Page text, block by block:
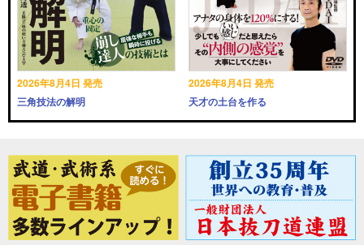
2026年8月4日 発売
三角技法の解明
2026年8月4日 発売
天才の土台を作る